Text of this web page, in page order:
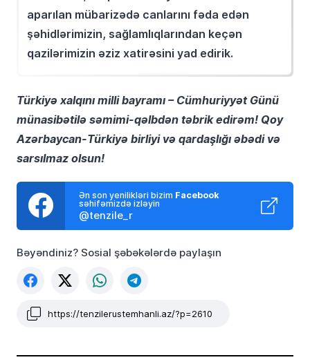
aparılan mübarizədə canlarını fəda edən
şəhidlərimizin, sağlamlıqlarından keçən
qazilərimizin əziz xatirəsini yad edirik.
Türkiyə xalqını milli bayramı – Cümhuriyyət Günü
münasibətilə səmimi-qəlbdən təbrik edirəm! Qoy
Azərbaycan-Türkiyə birliyi və qardaşlığı əbədi və
sarsılmaz olsun!
Ən son yenilikləri bizim Facebook
səhifəmizdə izləyin
@tenzile_r
Bəyəndiniz? Sosial şəbəkələrdə paylaşın
https://tenzilerustemhanli.az/?p=2610